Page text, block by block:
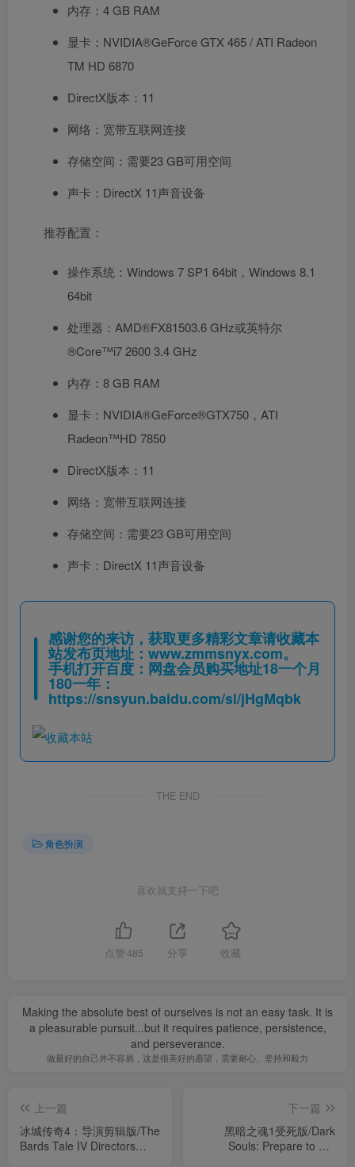
内存：4 GB RAM
显卡：NVIDIA®GeForce GTX 465 / ATI Radeon
TM HD 6870
DirectX版本：11
网络：宽带互联网连接
存储空间：需要23 GB可用空间
声卡：DirectX 11声音设备
推荐配置：
操作系统：Windows 7 SP1 64bit，Windows 8.1
64bit
处理器：AMD®FX81503.6 GHz或英特尔
®Core™i7 2600 3.4 GHz
内存：8 GB RAM
显卡：NVIDIA®GeForce®GTX750，ATI
Radeon™HD 7850
DirectX版本：11
网络：宽带互联网连接
存储空间：需要23 GB可用空间
声卡：DirectX 11声音设备
感谢您的来访，获取更多精彩文章请收藏本
站发布页地址： www.zmmsnyx.com。
手机打开百度：网盘会员购买地址18一个月
180一年：
https://snsyun.baidu.com/sl/jHgMqbk
THE END
角色扮演
喜欢就支持一下吧
点赞 485 分享 收藏
Making the absolute best of ourselves is not an easy task. It is
a pleasurable pursuit...but it requires patience, persistence,
and perseverance.
做最好的自己并不容易，这是很美好的愿望，需要耐心、坚持和毅力
上一篇
冰城传奇4：导演剪辑版/The
Bards Tale IV Directors
下一篇
黑暗之魂1受死版/Dark
Souls: Prepare to Die